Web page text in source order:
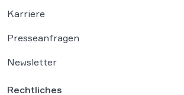
Karriere
Presseanfragen
Newsletter
Rechtliches